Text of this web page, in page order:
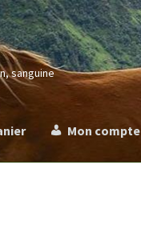
sanguine
Mon compte